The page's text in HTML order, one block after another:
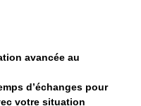
avancée au
d’échanges pour
votre situation